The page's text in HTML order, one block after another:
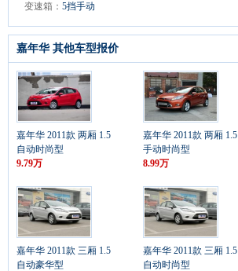
变速箱： 5挡手动
嘉年华 其他车型报价
嘉年华 2011款 两厢 1.5
自动时尚型
9.79万
嘉年华 2011款 两厢 1.5
手动时尚型
8.99万
嘉年华 2011款 三厢 1.5
自动豪华型
嘉年华 2011款 三厢 1.5
自动时尚型